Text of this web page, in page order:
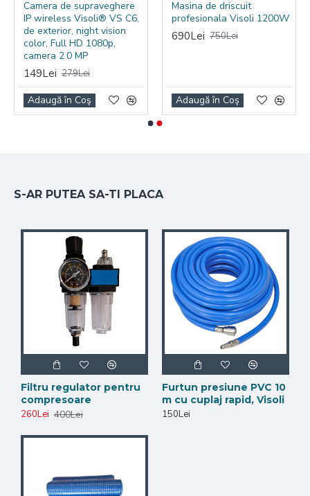
Camera de supraveghere
IP wireless Visoli® VS C6,
de exterior, night vision
color, Full HD 1080p,
camera 2.0 MP
149Lei 279Lei
Adaugă în Coş
Masina de driscuit
profesionala Visoli 1200W
690Lei 750Lei
Adaugă în Coş
S-AR PUTEA SA-TI PLACA
Filtru regulator pentru
compresoare
260Lei 400Lei
Furtun presiune PVC 10
m cu cuplaj rapid, Visoli
150Lei